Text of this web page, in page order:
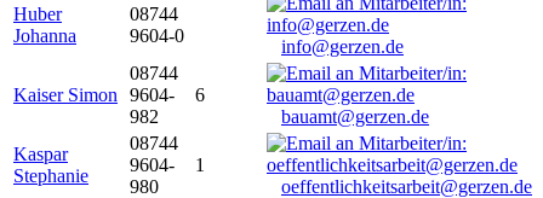
Huber
Johanna
08744
9604-0
info@gerzen.de
Kaiser Simon
08744
9604-
982
6
bauamt@gerzen.de
Kaspar
Stephanie
08744
9604-
980
1
oeffentlichkeitsarbeit@gerzen.de